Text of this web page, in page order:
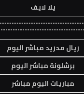
يلا لايف
ريال مدريد مباشر اليوم
برشلونة مباشر اليوم
مباريات اليوم مباشر